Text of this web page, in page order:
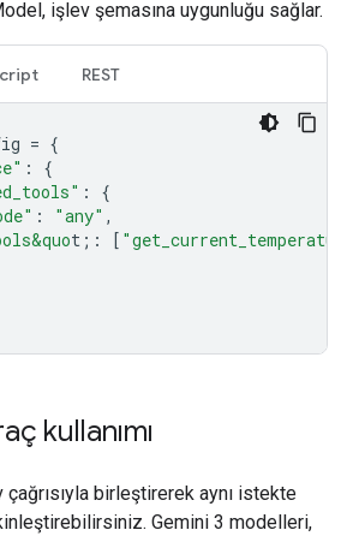
işlev şemasına uygunluğu sağlar.
REST
= {
:
{
:
{
: "any" ,
t; : [
kullanımı
çağrısıyla birleştirerek aynı istekte
Gemini 3 modelleri,